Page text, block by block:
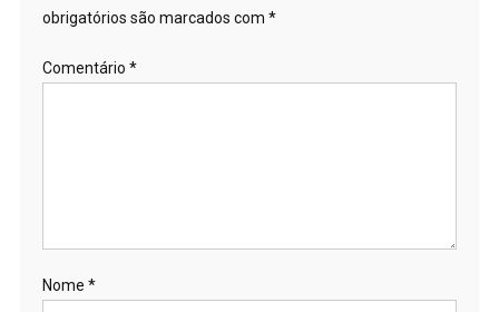
obrigatórios são marcados com *
Comentário *
Nome *